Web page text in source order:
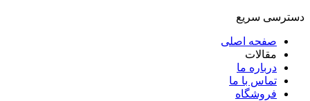
دسترسی سریع
صفحه اصلی
مقالات
درباره ما
تماس با ما
فروشگاه